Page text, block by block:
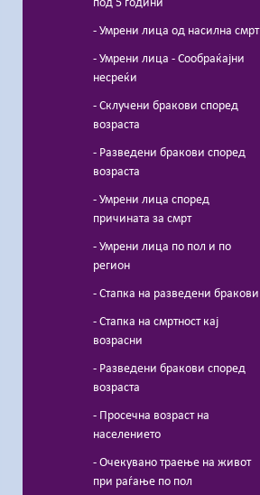
под 5 години
- Умрени лица од насилна смрт
- Умрени лица - Сообраќајни
несреќи
- Склучени бракови според
возраста
- Разведени бракови според
возраста
- Умрени лица според
причината за смрт
- Умрени лица по пол и по
регион
- Стапка на разведени бракови
- Стапка на смртност кај
возрасни
- Разведени бракови според
возраста
- Просечна возраст на
населението
- Очекувано траење на живот
при раѓање по пол